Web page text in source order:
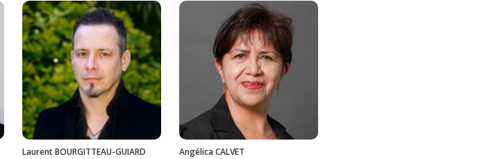
Laurent BOURGITTEAU-GUIARD
Angélica CALVET